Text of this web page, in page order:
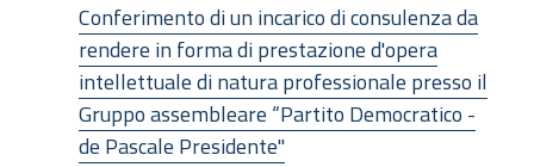
Conferimento di un incarico di consulenza da
rendere in forma di prestazione d'opera
intellettuale di natura professionale presso il
Gruppo assembleare “Partito Democratico -
de Pascale Presidente"